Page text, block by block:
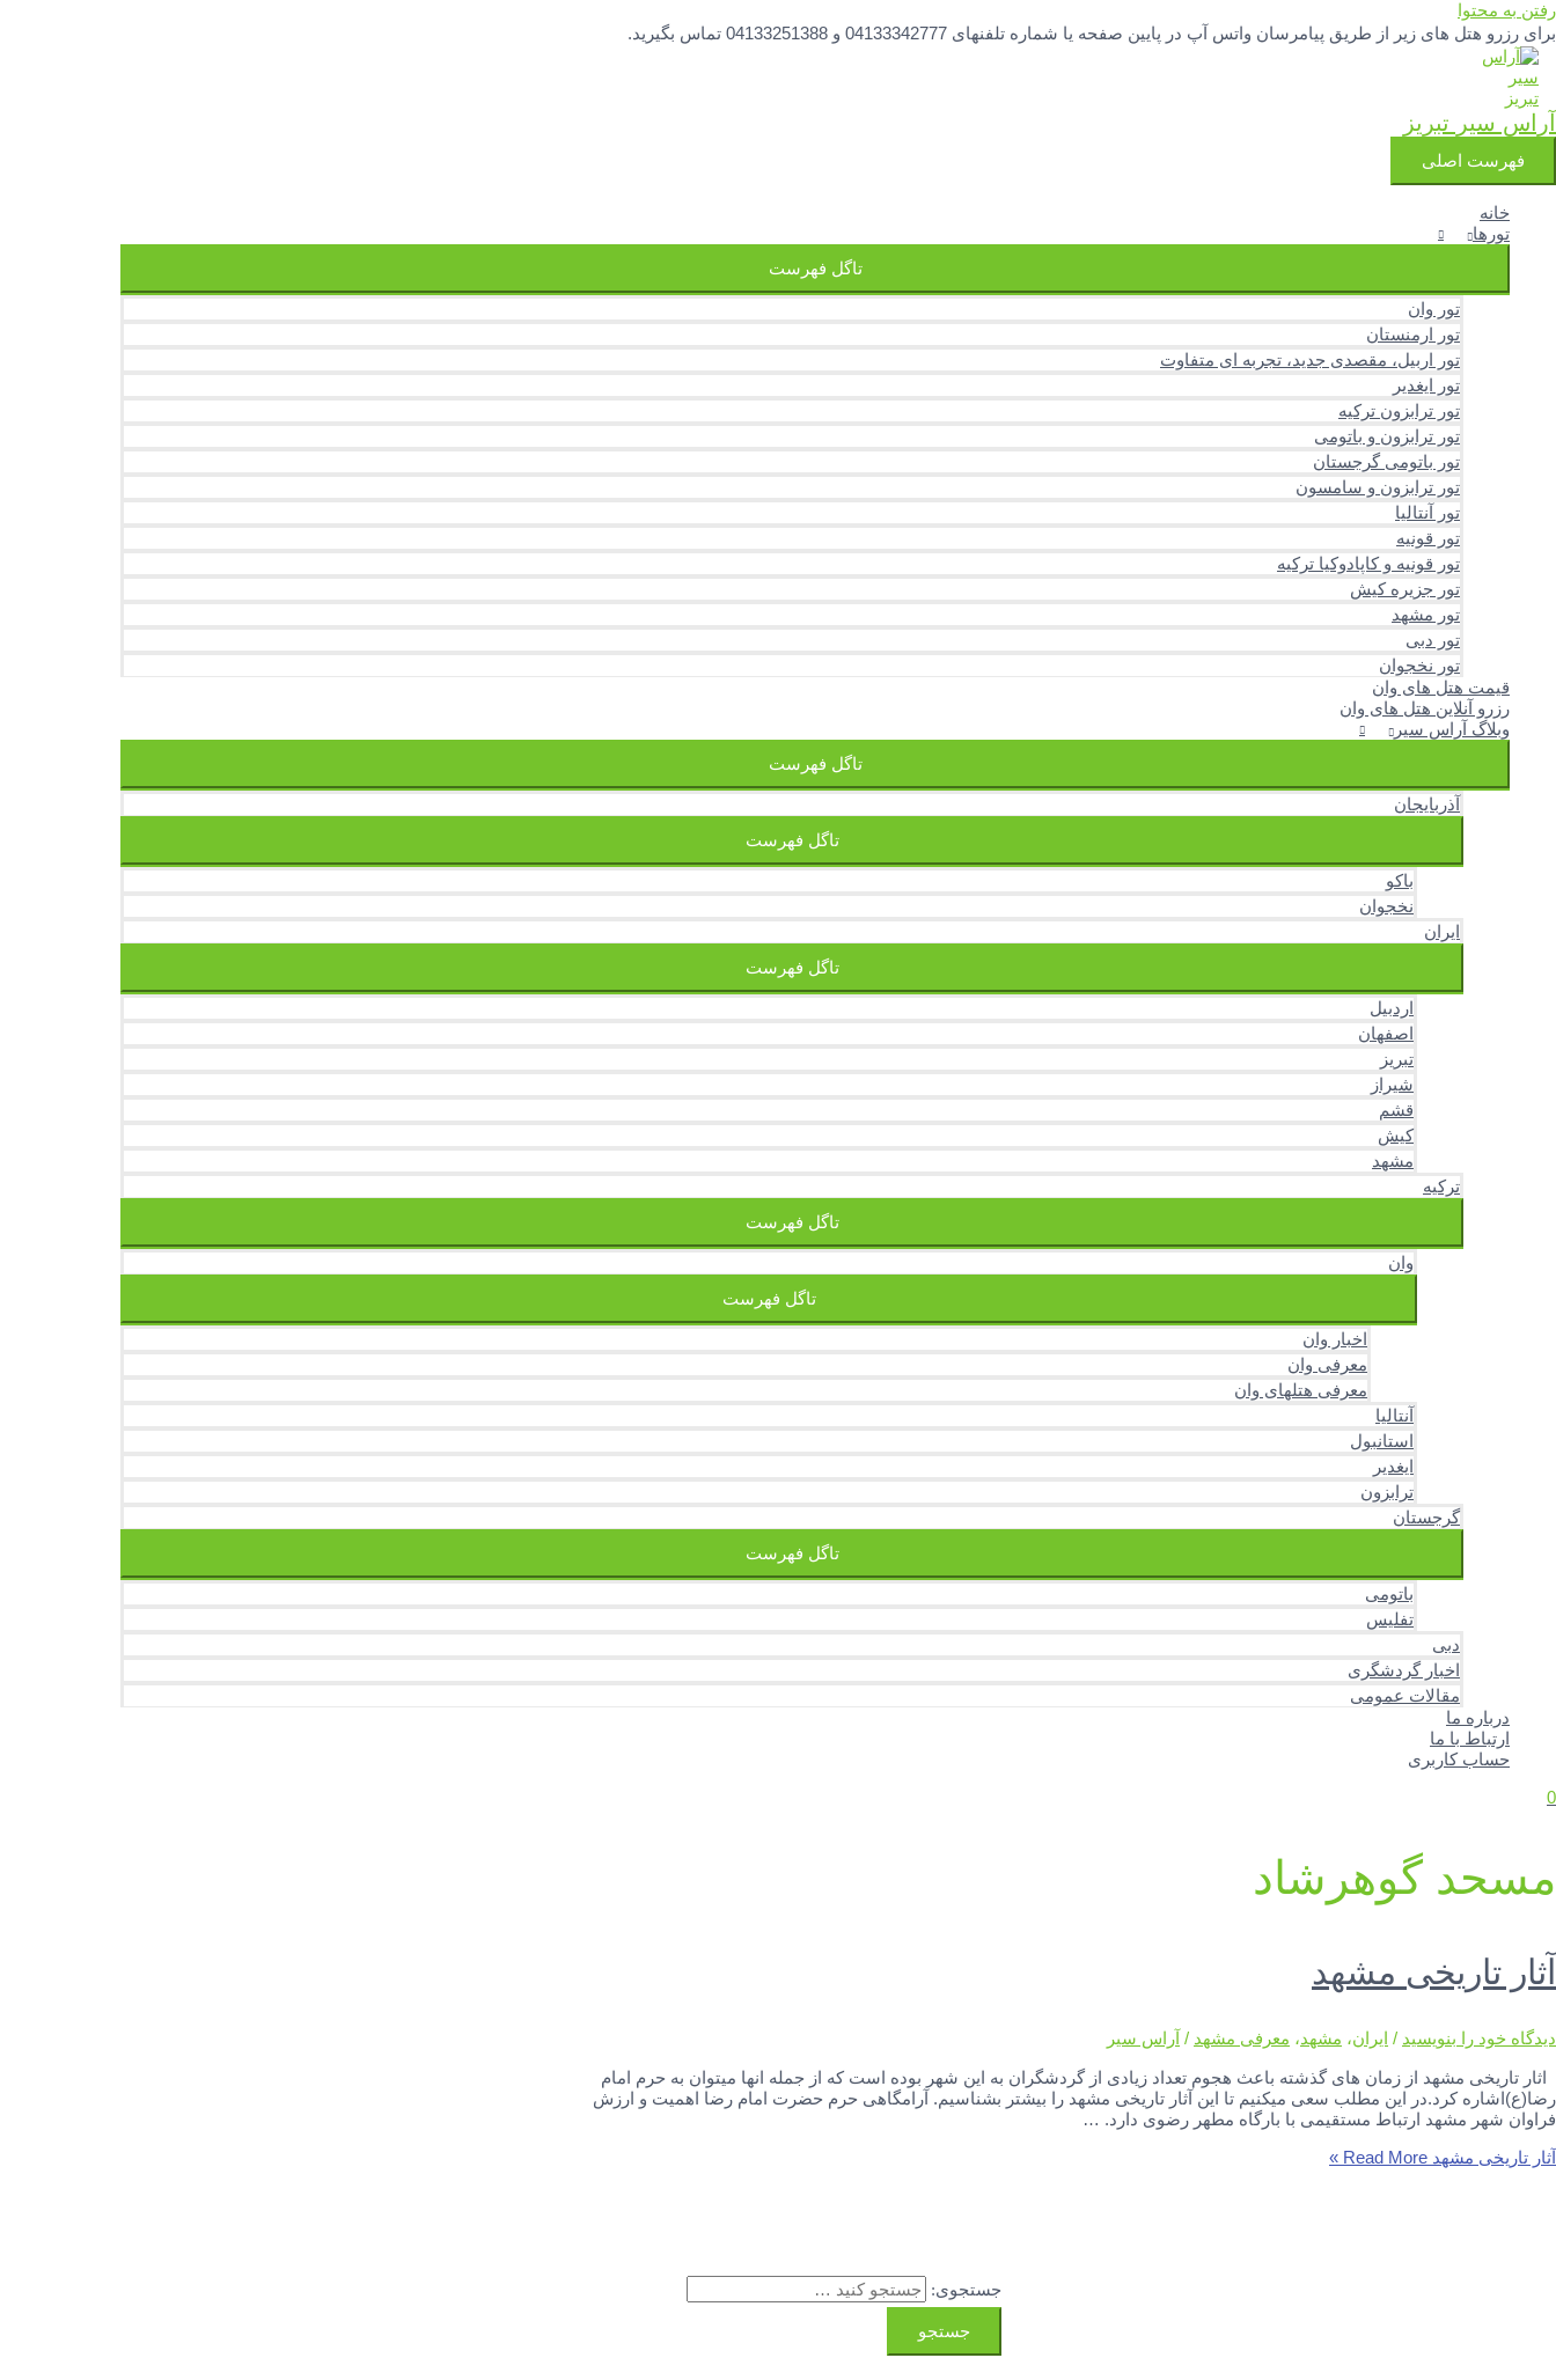
رفتن به محتوا
برای رزرو هتل های زیر از طریق پیامرسان واتس آپ در پایین صفحه یا شماره تلفنهای 04133342777 و 04133251388 تماس بگیرید.
آراس سیر تبریز
فهرست اصلی
خانه
تورها
تاگل فهرست
تور وان
تور ارمنستان
تور اربیل، مقصدی جدید، تجربه ای متفاوت
تور ایغدیر
تور ترابزون ترکیه
تور ترابزون و باتومی
تور باتومی گرجستان
تور ترابزون و سامسون
تور آنتالیا
تور قونیه
تور قونیه و کاپادوکیا ترکیه
تور جزیره کیش
تور مشهد
تور دبی
تور نخجوان
قیمت هتل های وان
رزرو آنلاین هتل های وان
وبلاگ آراس سیر
تاگل فهرست
آذربایجان
تاگل فهرست
باکو
نخجوان
ایران
تاگل فهرست
اردبیل
اصفهان
تبریز
شیراز
قشم
کیش
مشهد
ترکیه
تاگل فهرست
وان
تاگل فهرست
اخبار وان
معرفی وان
معرفی هتلهای وان
آنتالیا
استانبول
ایغدیر
ترابزون
گرجستان
تاگل فهرست
باتومی
تفلیس
دبی
اخبار گردشگری
مقالات عمومی
درباره ما
ارتباط با ما
حساب کاربری
0
مسحد گوهرشاد
آثار تاریخی مشهد
دیدگاه‌ خود را بنویسید / ایران، مشهد، معرفی مشهد / آراس سیر
اثار تاریخی مشهد از زمان های گذشته باعث هجوم تعداد زیادی از گردشگران به این شهر بوده است که از جمله انها میتوان به حرم امام
رضا(ع)اشاره کرد.در این مطلب سعی میکنیم تا این آثار تاریخی مشهد را بیشتر بشناسیم. آرامگاهی حرم حضرت امام رضا اهمیت و ارزش
فراوان شهر مشهد ارتباط مستقیمی با بارگاه مطهر رضوی دارد. …
آثار تاریخی مشهد
جستجوی: